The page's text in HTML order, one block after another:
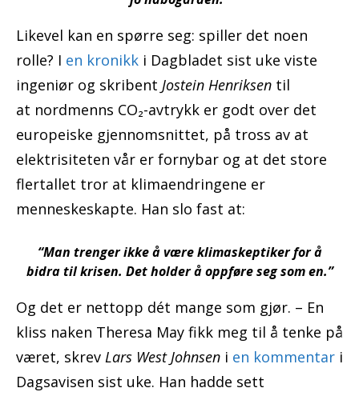
Likevel kan en spørre seg: spiller det noen
rolle? I en kronikk i Dagbladet sist uke viste
ingeniør og skribent Jostein Henriksen til
at nordmenns CO₂-avtrykk er godt over det
europeiske gjennomsnittet, på tross av at
elektrisiteten vår er fornybar og at det store
flertallet tror at klimaendringene er
menneskeskapte. Han slo fast at:
“Man trenger ikke å være klimaskeptiker for å
bidra til krisen. Det holder å oppføre seg som en.”
Og det er nettopp dét mange som gjør. – En
kliss naken Theresa May fikk meg til å tenke på
været, skrev Lars West Johnsen i en kommentar i
Dagsavisen sist uke. Han hadde sett